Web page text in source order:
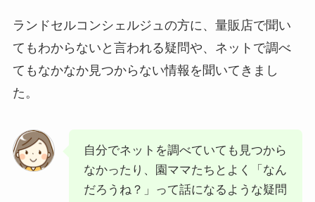
ランドセルコンシェルジュの方に、量販店で聞い
てもわからないと言われる疑問や、ネットで調べ
てもなかなか見つからない情報を聞いてきまし
た。
自分でネットを調べていても見つから
なかったり、園ママたちとよく「なん
だろうね？」って話になるような疑問